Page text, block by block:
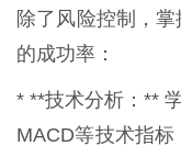
除了风险控制，
的成功率：
* **技术分析：**
MACD等技术指